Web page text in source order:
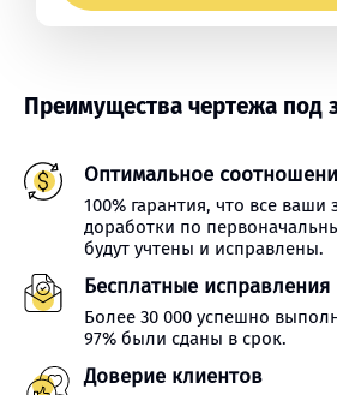
Преимущества чертежа под
Оптимальное
100% гарантия, что все ваши
доработки по
будут учтены и исправлены.
Бесплатные исправления
Более 30 000 успешно
97% были сданы в срок.
Доверие клиентов